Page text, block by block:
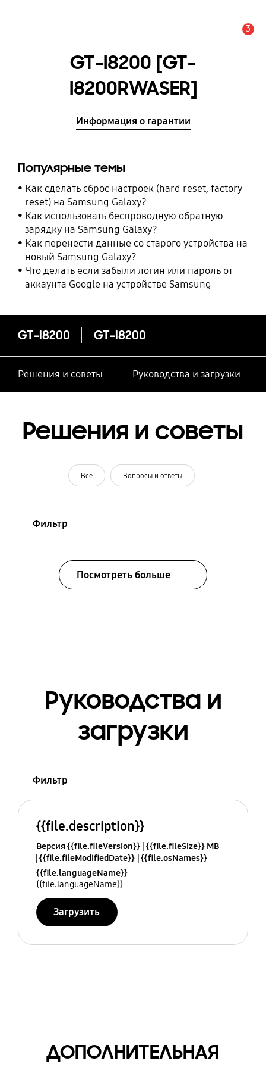
3
GT-I8200 [GT-
I8200RWASER]
Информация о гарантии
Популярные темы
Как сделать сброс настроек (hard reset, factory
reset) на Samsung Galaxy?
Как использовать беспроводную обратную
зарядку на Samsung Galaxy?
Как перенести данные со старого устройства на
новый Samsung Galaxy?
Что делать если забыли логин или пароль от
аккаунта Google на устройстве Samsung
GT-I8200 GT-I8200
Решения и советы Руководства и загрузки
Решения и советы
Все Вопросы и ответы
Фильтр
Посмотреть больше
Руководства и
загрузки
Фильтр
{{file.description}}
Версия {{file.fileVersion}} {{file.fileSize}} MB
{{file.fileModifiedDate}} {{file.osNames}}
{{file.languageName}}
{{file.languageName}}
Загрузить
ДОПОЛНИТЕЛЬНАЯ